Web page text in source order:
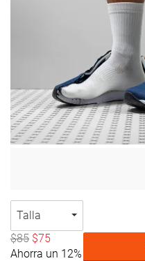
Talla
$85 $75
Ahorra un 12%